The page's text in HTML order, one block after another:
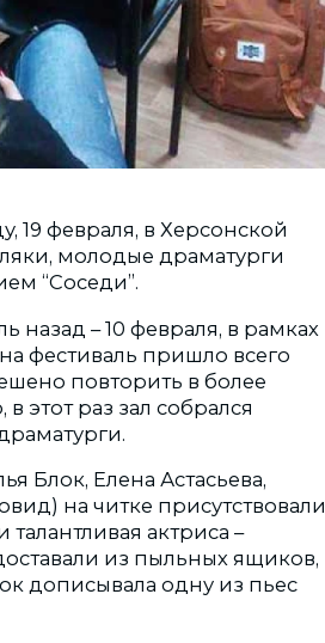
февраля, в Херсонской
молодые драматурги
“Соседи”.
назад – 10 февраля, в рамках
фестиваль пришло всего
повторить в более
этот раз зал собрался
Блок, Елена Астасьева,
на читке присутствовали
актриса –
из пыльных ящиков,
дописывала одну из пьес